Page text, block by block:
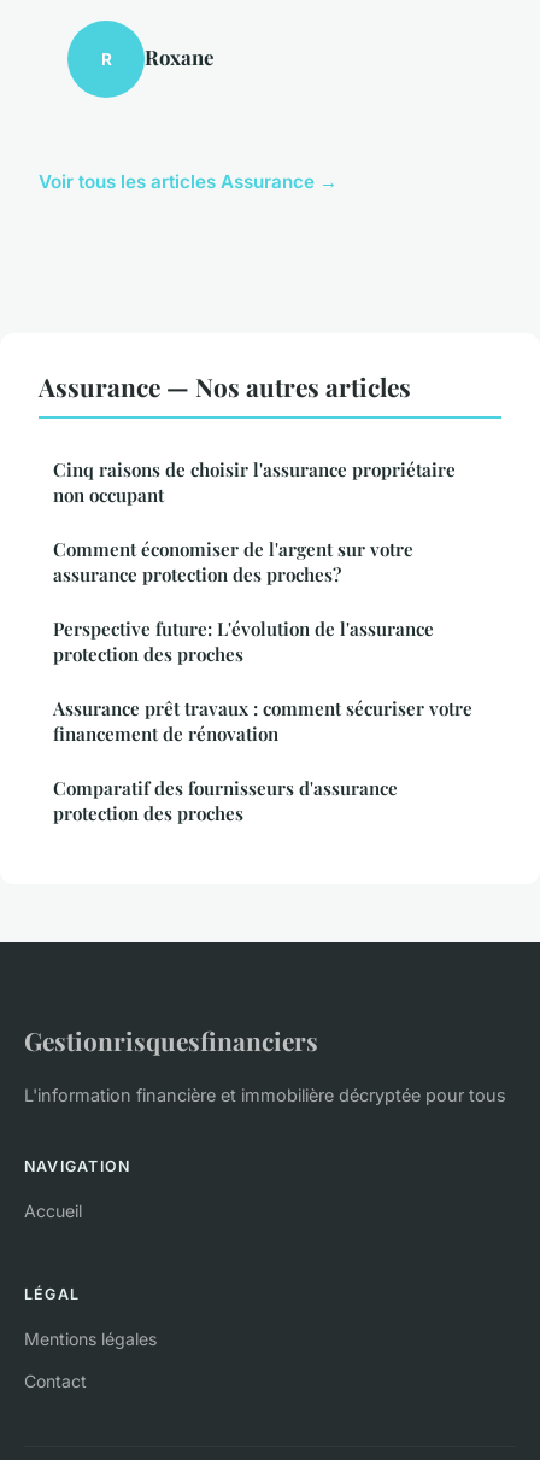
R Roxane
Voir tous les articles Assurance →
Assurance — Nos autres articles
Cinq raisons de choisir l'assurance propriétaire
non occupant
Comment économiser de l'argent sur votre
assurance protection des proches?
Perspective future: L'évolution de l'assurance
protection des proches
Assurance prêt travaux : comment sécuriser votre
financement de rénovation
Comparatif des fournisseurs d'assurance
protection des proches
Gestionrisquesfinanciers
L'information financière et immobilière décryptée pour tous
NAVIGATION
Accueil
LÉGAL
Mentions légales
Contact